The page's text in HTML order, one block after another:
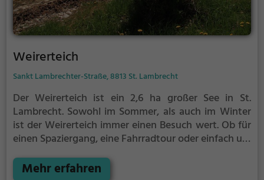
Weirerteich
Sankt Lambrechter-Straße, 8813 St. Lambrecht
Der Weirerteich ist ein 2,6 ha großer See in St.
Lambrecht. Sowohl im Sommer, als auch im Winter
ist der Weirerteich immer einen Besuch wert. Ob für
einen Spaziergang, eine Fahrradtour oder einfach um
zahlreiche Möglichkeiten für Freizeitaktivitäten.
Mehr erfahren